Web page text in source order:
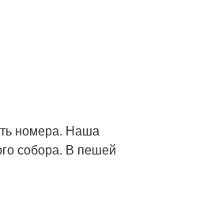
номера. Наша
собора. В пешей